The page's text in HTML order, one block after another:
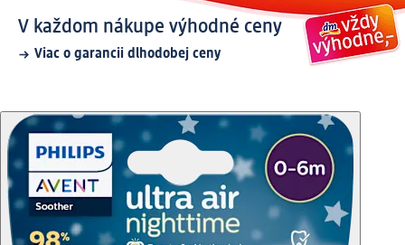
V každom nákupe výhodné ceny
Viac o garancii dlhodobej ceny